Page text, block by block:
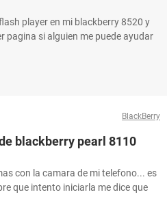
player en mi blackberry 8520 y
pagina si alguien me puede ayudar
BlackBerry
blackberry pearl 8110
con la camara de mi telefono... es
que intento iniciarla me dice que